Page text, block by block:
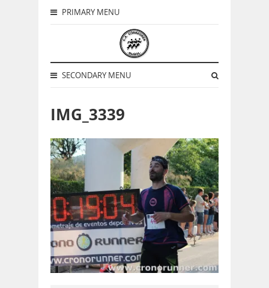
PRIMARY MENU
SECONDARY MENU
IMG_3339